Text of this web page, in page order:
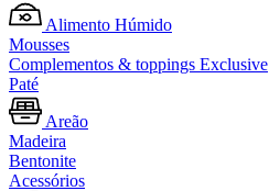
Alimento Húmido
Mousses
Complementos & toppings Exclusive
Paté
Areão
Madeira
Bentonite
Acessórios